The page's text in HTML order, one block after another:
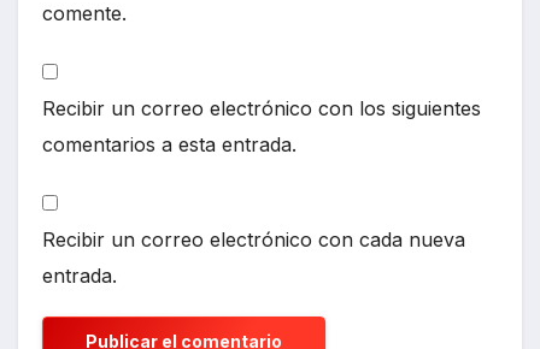
comente.
Recibir un correo electrónico con los siguientes
comentarios a esta entrada.
Recibir un correo electrónico con cada nueva
entrada.